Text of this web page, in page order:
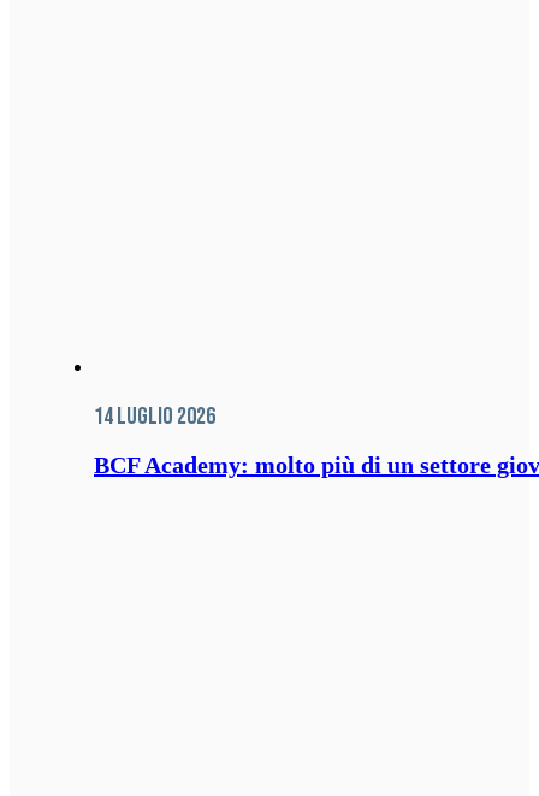
14 Luglio 2026
BCF Academy: molto più di un settore